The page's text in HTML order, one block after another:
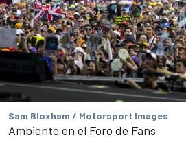
Sam Bloxham / Motorsport Images
Ambiente en el Foro de Fans